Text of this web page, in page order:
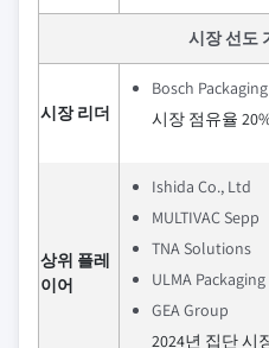
시장 선도
시장 리더
Bosch
시장 점유율
상위 플레
이어
Ishida Co., Ltd
MULTIVAC Sepp
TNA Solutions
ULMA Packaging
GEA Group
2024년 집단 시